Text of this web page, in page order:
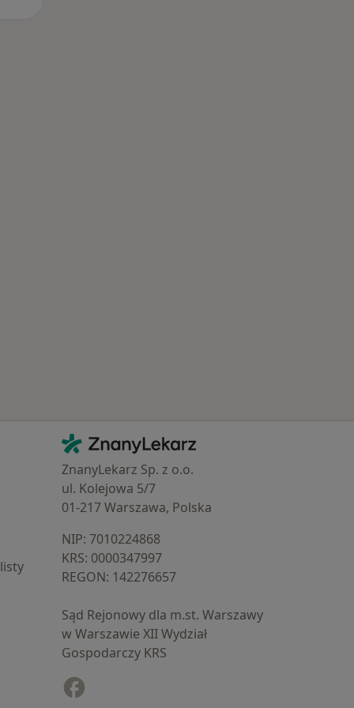
Kontakt
ZnanyLekarz - Strona główna
ZnanyLekarz Sp. z o.o.
ul. Kolejowa 5/7
01-217 Warszawa, Polska
NIP: ⁠7010224868
KRS: ⁠0000347997
REGON: ⁠142276657
Sąd Rejonowy dla m.st. Warszawy
w Warszawie XII Wydział
Gospodarczy KRS